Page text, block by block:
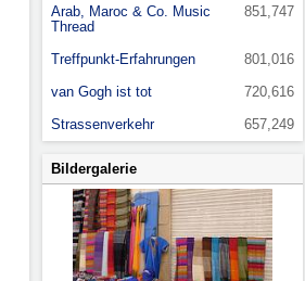
851,747
Arab, Maroc & Co. Music
Thread
801,016
Treffpunkt-Erfahrungen
720,616
van Gogh ist tot
657,249
Strassenverkehr
Bildergalerie